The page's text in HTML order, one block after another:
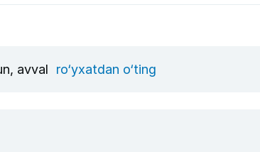
avval ro‘yxatdan o‘ting